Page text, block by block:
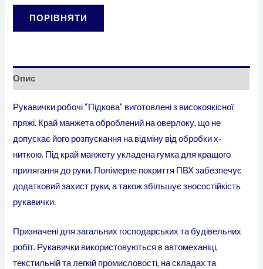
ПОРІВНЯТИ
Опис
Рукавички робочі “Підкова” виготовлені з високоякісної
пряжі. Край манжета оброблений на оверлоку, що не
допускає його розпускання на відміну від обробки x-
ниткою. Під край манжету укладена гумка для кращого
прилягання до руки. Полімерне покриття ПВХ забезпечує
додатковий захист руки, а також збільшує зносостійкість
рукавички.
Призначені для загальних господарських та будівельних
робіт. Рукавички використовуються в автомеханіці,
текстильній та легкій промисловості, на складах та